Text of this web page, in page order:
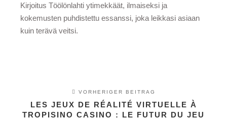
Kirjoitus Töölönlahti ytimekkäät, ilmaiseksi ja
kokemusten puhdistettu essanssi, joka leikkasi asiaan
kuin terävä veitsi.
VORHERIGER BEITRAG
LES JEUX DE RÉALITÉ VIRTUELLE À
TROPISINO CASINO : LE FUTUR DU JEU